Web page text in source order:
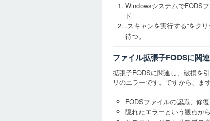
WindowsシステムでFODS
ド
„スキャンを実行する”をク
待つ。
ファイル拡張子FODSに関
拡張子FODSに関連し、破損を
リのエラーです。ですから、ま
FODSファイルの認識、修
隠れたエラーという観点か